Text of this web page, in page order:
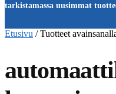
tarkistamassa uusimmat
Etusivu /Tuotteet